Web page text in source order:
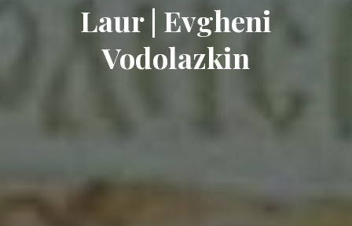
Laur | Evgheni
Vodolazkin